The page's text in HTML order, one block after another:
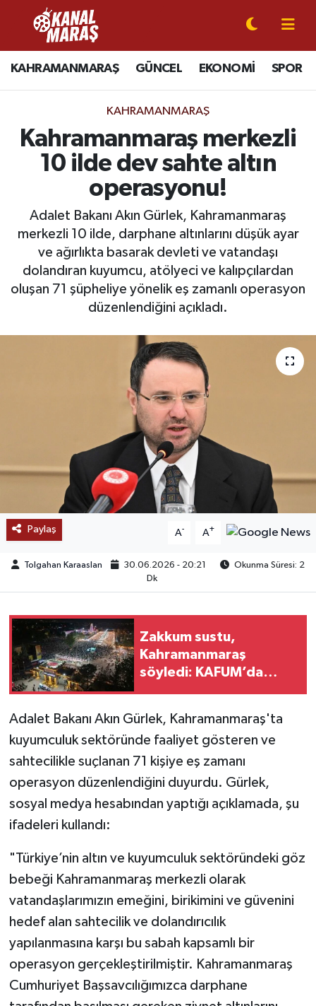
KAHRAMANMARAŞ GÜNCEL EKONOMİ SPOR
KAHRAMANMARAŞ
Kahramanmaraş merkezli
10 ilde dev sahte altın
operasyonu!
Adalet Bakanı Akın Gürlek, Kahramanmaraş
merkezli 10 ilde, darphane altınlarını düşük ayar
ve ağırlıkta basarak devleti ve vatandaşı
dolandıran kuyumcu, atölyeci ve kalıpçılardan
oluşan 71 şüpheliye yönelik eş zamanlı operasyon
düzenlendiğini açıkladı.
Paylaş A- A+
Tolgahan Karaaslan 30.06.2026 - 20:21
Okunma Süresi: 2
Dk
Zakkum sustu,
Kahramanmaraş
söyledi: KAFUM’da
Adalet Bakanı Akın Gürlek, Kahramanmaraş'ta
kuyumculuk sektöründe faaliyet gösteren ve
sahtecilikle suçlanan 71 kişiye eş zamanı
operasyon düzenlendiğini duyurdu. Gürlek,
sosyal medya hesabından yaptığı açıklamada, şu
ifadeleri kullandı:
"Türkiye’nin altın ve kuyumculuk sektöründeki göz
bebeği Kahramanmaraş merkezli olarak
vatandaşlarımızın emeğini, birikimini ve güvenini
hedef alan sahtecilik ve dolandırıcılık
yapılanmasına karşı bu sabah kapsamlı bir
operasyon gerçekleştirilmiştir. Kahramanmaraş
Cumhuriyet Başsavcılığımızca darphane
CANLI YAYIN
KAHRAMANMARAŞ
SPOR
EKONOMİ
GÜNDEM
MAGAZİN
KEŞFET
POPÜLER
DÜNYA
MEDYA
OTOMOTİV
TEKNOLOJİ
KÜLTÜR SANAT
Kahramanmaraş Nöbetçi Eczaneler
Kahramanmaraş Hava Durumu
Kahramanmaraş Trafik Yoğunluk Haritası
Süper Lig Puan Durumu ve Fikstür
Tüm Manşetler
Son Dakika Haberleri
Haber Arşivi